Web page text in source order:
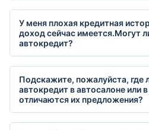
У меня плохая кредитная
доход сейчас имеется.Могут
автокредит?
Подскажите, пожалуйста, где
автокредит в автосалоне или
отличаются их предложения?